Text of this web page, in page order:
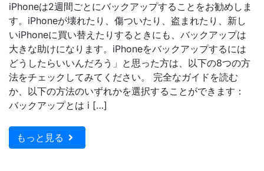
iPhoneは2週間ごとにバックアップすることをお勧めしま
す。iPhoneが壊れたり、傷ついたり、盗まれたり、新し
いiPhoneに買い替えたりするときにも、バックアップは
大きな助けになります。iPhoneをバックアップするには
どうしたらいいんだろう」と思った方は、以下の8つの方
法をチェックしてみてください。 完全なガイドを読む
か、以下の方法のいずれかを選択することができます：
バックアップとは i […]
もっと見る